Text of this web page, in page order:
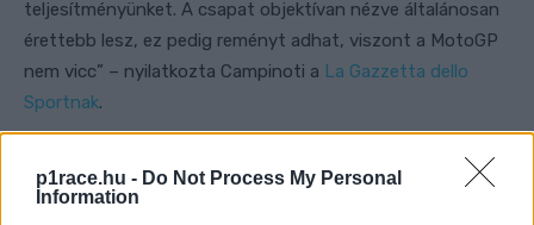
p1race.hu - Do Not Process My Personal
Information
teljesítményünket. A csapat objektívan nézve általánosan
érettebb lesz, ez pedig reményt adhat, viszont a MotoGP
nem vicc” – nyilatkozta Campinoti a La Gazzetta dello
Sportnak.